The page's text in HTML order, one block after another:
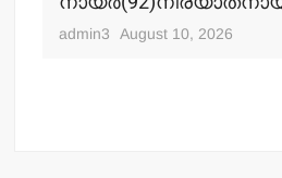
admin3 August 10, 2026